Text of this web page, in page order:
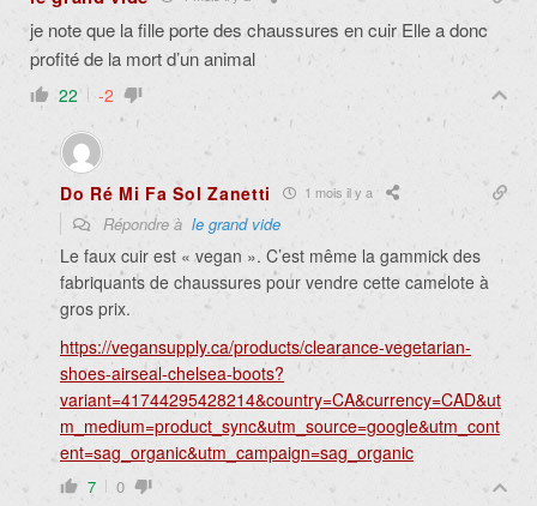
je note que la fille porte des chaussures en cuir Elle a donc
profité de la mort d’un animal
22 -2
Do Ré Mi Fa Sol Zanetti 1 mois il y a
Répondre à le grand vide
Le faux cuir est « vegan ». C’est même la gammick des
fabriquants de chaussures pour vendre cette camelote à
gros prix.
https://vegansupply.ca/products/clearance-vegetarian-
shoes-airseal-chelsea-boots?
variant=41744295428214&country=CA&currency=CAD&ut
m_medium=product_sync&utm_source=google&utm_cont
ent=sag_organic&utm_campaign=sag_organic
7 0